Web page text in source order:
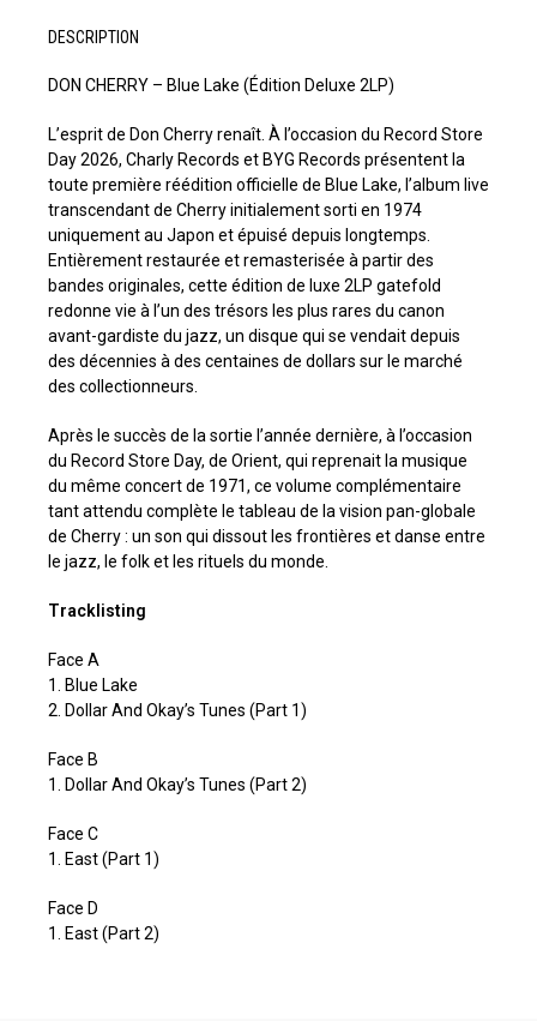
DESCRIPTION
DON CHERRY – Blue Lake (Édition Deluxe 2LP)
L’esprit de Don Cherry renaît. À l’occasion du Record Store
Day 2026, Charly Records et BYG Records présentent la
toute première réédition officielle de Blue Lake, l’album live
transcendant de Cherry initialement sorti en 1974
uniquement au Japon et épuisé depuis longtemps.
Entièrement restaurée et remasterisée à partir des
bandes originales, cette édition de luxe 2LP gatefold
redonne vie à l’un des trésors les plus rares du canon
avant-gardiste du jazz, un disque qui se vendait depuis
des décennies à des centaines de dollars sur le marché
des collectionneurs.
Après le succès de la sortie l’année dernière, à l’occasion
du Record Store Day, de Orient, qui reprenait la musique
du même concert de 1971, ce volume complémentaire
tant attendu complète le tableau de la vision pan-globale
de Cherry : un son qui dissout les frontières et danse entre
le jazz, le folk et les rituels du monde.
Tracklisting
Face A
1. Blue Lake
2. Dollar And Okay’s Tunes (Part 1)
Face B
1. Dollar And Okay’s Tunes (Part 2)
Face C
1. East (Part 1)
Face D
1. East (Part 2)